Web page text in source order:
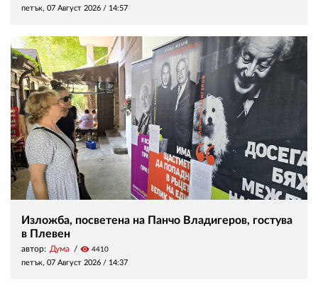
петък, 07 Август 2026 / 14:57
Изложба, посветена на Панчо Владигеров, гостува
в Плевен
автор: Дума visibility 4410
петък, 07 Август 2026 / 14:37